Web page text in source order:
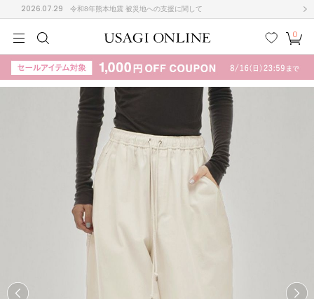
2026.07.29 令和8年熊本地震 被災地への支援に関して
検索
お気
に入
カー
ト
0
KIDSBABYBEAUTYLIFE STYLE
(708)
KIDSBABYBEAUTYLIFE STYLE
D E F G
K
R
Y
ACYM
アシーム